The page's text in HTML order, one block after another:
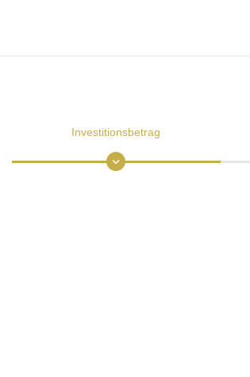
Investitionsbetrag